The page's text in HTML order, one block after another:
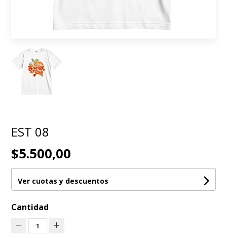
EST 08
$5.500,00
Ver cuotas y descuentos
Cantidad
1